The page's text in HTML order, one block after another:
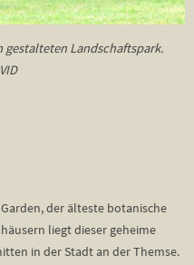
gestalteten Landschaftspark.
der älteste botanische
liegt dieser geheime
in der Stadt an der Themse.